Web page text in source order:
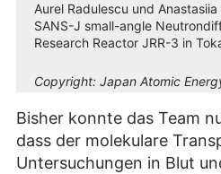
Aurel Radulescu und
SANS-J small-angle
Research Reactor JRR-3 in
Copyright: Japan Atomic
Bisher konnte das Team
dass der molekulare
Untersuchungen in Blut